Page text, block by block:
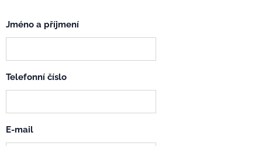
Jméno a příjmení
Telefonní číslo
E-mail